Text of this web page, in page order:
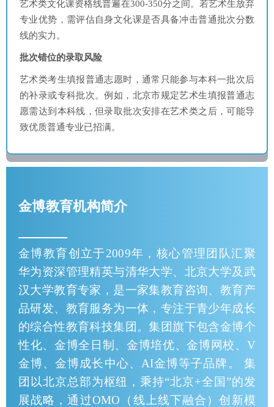
艺术类文化课资格线普遍在300-350分之间。若艺术生放弃
专业优势，需评估自身文化课是否具备冲击普通批次分数
线的实力。
批次错位的录取风险
艺术类考生填报普通志愿时，通常只能参与本科一批次后
的补录或专科批次。例如，北京市规定艺术生填报普通志
愿需达到本科线，但录取批次安排在艺术类之后，可能导
致优质普通专业已招满。
金博教育机构简介
金博教育创立于2009年，核心管理团队汇聚
华为资深管理精英与清华大学、北京大学及武
汉大学教育专家，是一家集教育咨询、教育产
品研发、教育服务为一体，专注于青少年成长
的综合性教育科技集团。集团旗下包含金博个
性化、金博全日制、金博培优、金博网校、V
金博、金博成长中心、AI金博等子品牌。 集
团以北京总部为枢纽，秉持“北京+全国”的发
展战略，通过OMO（线上线下融合）创新模